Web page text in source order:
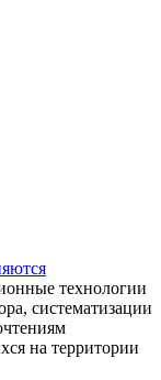
технологии
систематизации
на территории